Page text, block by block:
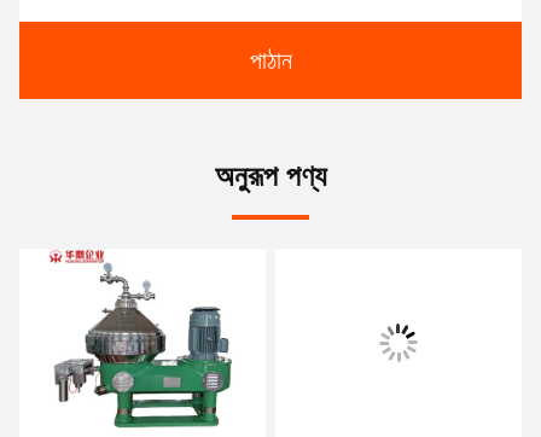
পাঠান
অনুরূপ পণ্য